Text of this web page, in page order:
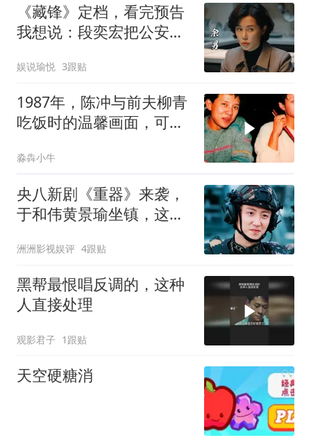
《藏锋》定档，看完预告
我想说：段奕宏把公安剧
娱说瑜悦 3跟贴
1987年，陈冲与前夫柳青
吃饭时的温馨画面，可惜
淼犇小牛
央八新剧《重器》来袭，
于和伟黄景瑜坐镇，这回
洲洲影视娱评 4跟贴
黑帮最恨唱反调的，这种
人直接处理
观影君子 1跟贴
天空硬糖消